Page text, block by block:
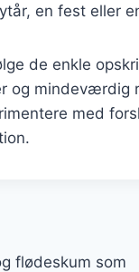
en fest eller
de enkle
og mindeværdig
med
flødeskum som